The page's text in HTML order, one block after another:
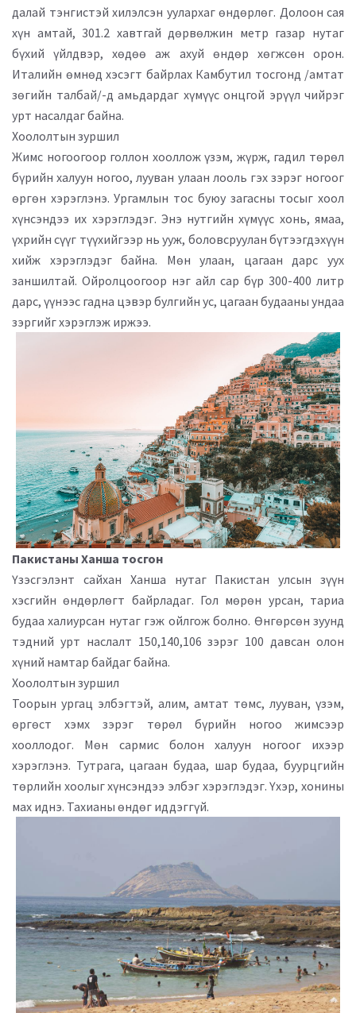
далай тэнгистэй хилэлсэн уулархаг өндөрлөг. Долоон сая
хүн амтай, 301.2 хавтгай дөрвөлжин метр газар нутаг
бүхий үйлдвэр, хөдөө аж ахуй өндөр хөгжсөн орон.
Италийн өмнөд хэсэгт байрлах Камбутил тосгонд /амтат
зөгийн талбай/-д амьдардаг хүмүүс онцгой эрүүл чийрэг
урт насалдаг байна.
Хоололтын зуршил
Жимс ногоогоор голлон хооллож үзэм, жүрж, гадил төрөл
бүрийн халуун ногоо, лууван улаан лооль гэх зэрэг ногоог
өргөн хэрэглэнэ. Ургамлын тос буюу загасны тосыг хоол
хүнсэндээ их хэрэглэдэг. Энэ нутгийн хүмүүс хонь, ямаа,
үхрийн сүүг түүхийгээр нь ууж, боловсруулан бүтээгдэхүүн
хийж хэрэглэдэг байна. Мөн улаан, цагаан дарс уух
заншилтай. Ойролцоогоор нэг айл сар бүр 300-400 литр
дарс, үүнээс гадна цэвэр булгийн ус, цагаан будааны ундаа
зэргийг хэрэглэж иржээ.
Пакистаны Ханша тосгон
Үзэсгэлэнт сайхан Ханша нутаг Пакистан улсын зүүн
хэсгийн өндөрлөгт байрладаг. Гол мөрөн урсан, тариа
будаа халиурсан нутаг гэж ойлгож болно. Өнгөрсөн зуунд
тэдний урт наслалт 150,140,106 зэрэг 100 давсан олон
хүний намтар байдаг байна.
Хоололтын зуршил
Тоорын ургац элбэгтэй, алим, амтат төмс, лууван, үзэм,
өргөст хэмх зэрэг төрөл бүрийн ногоо жимсээр
хооллодог. Мөн сармис болон халуун ногоог ихээр
хэрэглэнэ. Тутрага, цагаан будаа, шар будаа, буурцгийн
төрлийн хоолыг хүнсэндээ элбэг хэрэглэдэг. Үхэр, хонины
мах иднэ. Тахианы өндөг иддэггүй.